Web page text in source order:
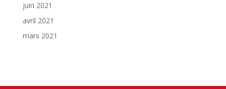
juin 2021
avril 2021
mars 2021